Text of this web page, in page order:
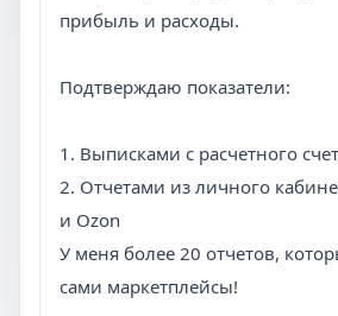
прибыль и расходы.
Подтверждаю показатели:
1. Выписками с расчетного
2. Отчетами из личного
и Ozon
У меня более 20 отчетов,
сами маркетплейсы!